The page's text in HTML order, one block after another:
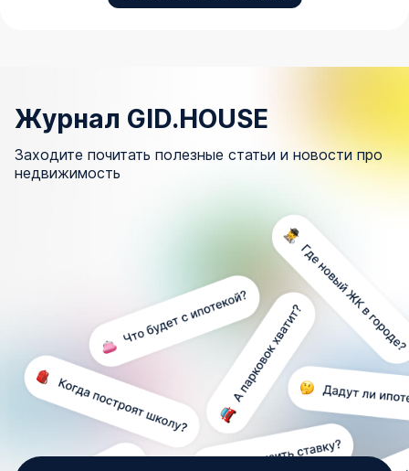
Журнал GID.HOUSE
Заходите почитать полезные статьи и новости про
недвижимость